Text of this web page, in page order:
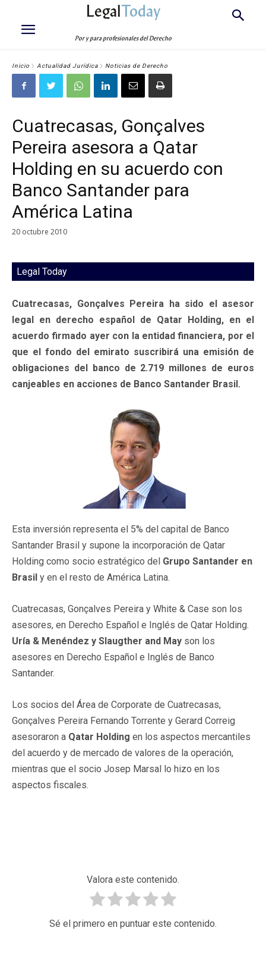
LegalToday
Por y para profesionales del Derecho
Inicio Actualidad Jurídica Noticias de Derecho
Cuatrecasas, Gonçalves
Pereira asesora a Qatar
Holding en su acuerdo con
Banco Santander para
América Latina
20 octubre 2010
Legal Today
Cuatrecasas, Gonçalves Pereira ha sido el asesor
legal en derecho español de Qatar Holding, en el
acuerdo firmado ayer con la entidad financiera, por el
que el fondo del emirato suscribirá una emisión de
obligaciones del banco de 2.719 millones de euros
canjeables en acciones de Banco Santander Brasil.
Esta inversión representa el 5% del capital de Banco
Santander Brasil y supone la incorporación de Qatar
Holding como socio estratégico del Grupo Santander en
Brasil y en el resto de América Latina.
Cuatrecasas, Gonçalves Pereira y White & Case son los
asesores, en Derecho Español e Inglés de Qatar Holding.
Uría & Menéndez y Slaugther and May son los
asesores en Derecho Español e Inglés de Banco
Santander.
Los socios del Área de Corporate de Cuatrecasas,
Gonçalves Pereira Fernando Torrente y Gerard Correig
asesoraron a Qatar Holding en los aspectos mercantiles
del acuerdo y de mercado de valores de la operación,
mientras que el socio Josep Marsal lo hizo en los
aspectos fiscales.
Valora este contenido.
Sé el primero en puntuar este contenido.